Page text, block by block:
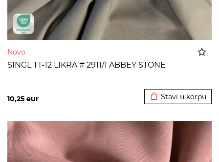
Novo
SINGL TT-12 LIKRA # 2911/1 ABBEY STONE
10,25 eur Stavi u korpu